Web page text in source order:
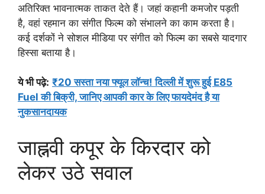
अतिरिक्त भावनात्मक ताकत देते हैं। जहां कहानी कमजोर पड़ती
है, वहां रहमान का संगीत फिल्म को संभालने का काम करता है।
कई दर्शकों ने सोशल मीडिया पर संगीत को फिल्म का सबसे यादगार
हिस्सा बताया है।
ये भी पढ़े: ₹20 सस्ता नया फ्यूल लॉन्च! दिल्ली में शुरू हुई E85
Fuel की बिक्री, जानिए आपकी कार के लिए फायदेमंद है या
नुकसानदायक
जाह्नवी कपूर के किरदार को
लेकर उठे सवाल